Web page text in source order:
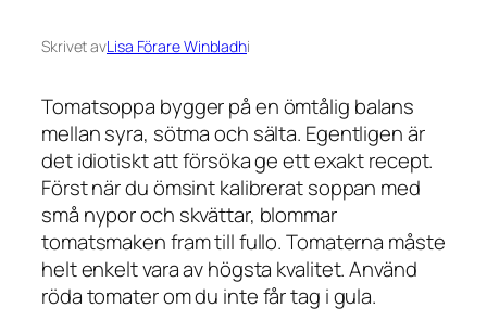
Skrivet avLisa Förare Winbladhi
Tomatsoppa bygger på en ömtålig balans
mellan syra, sötma och sälta. Egentligen är
det idiotiskt att försöka ge ett exakt recept.
Först när du ömsint kalibrerat soppan med
små nypor och skvättar, blommar
tomatsmaken fram till fullo. Tomaterna måste
helt enkelt vara av högsta kvalitet. Använd
röda tomater om du inte får tag i gula.